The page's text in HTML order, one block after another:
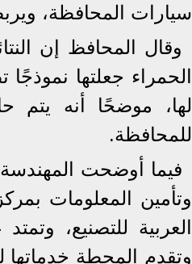
سيارات المحافظة،
وقال المحافظ إن
الحمراء جعلتها
لها، موضحًا أنه يتم
للمحافظة.
فيما أوضحت المهندسة
وتأمين المعلومات